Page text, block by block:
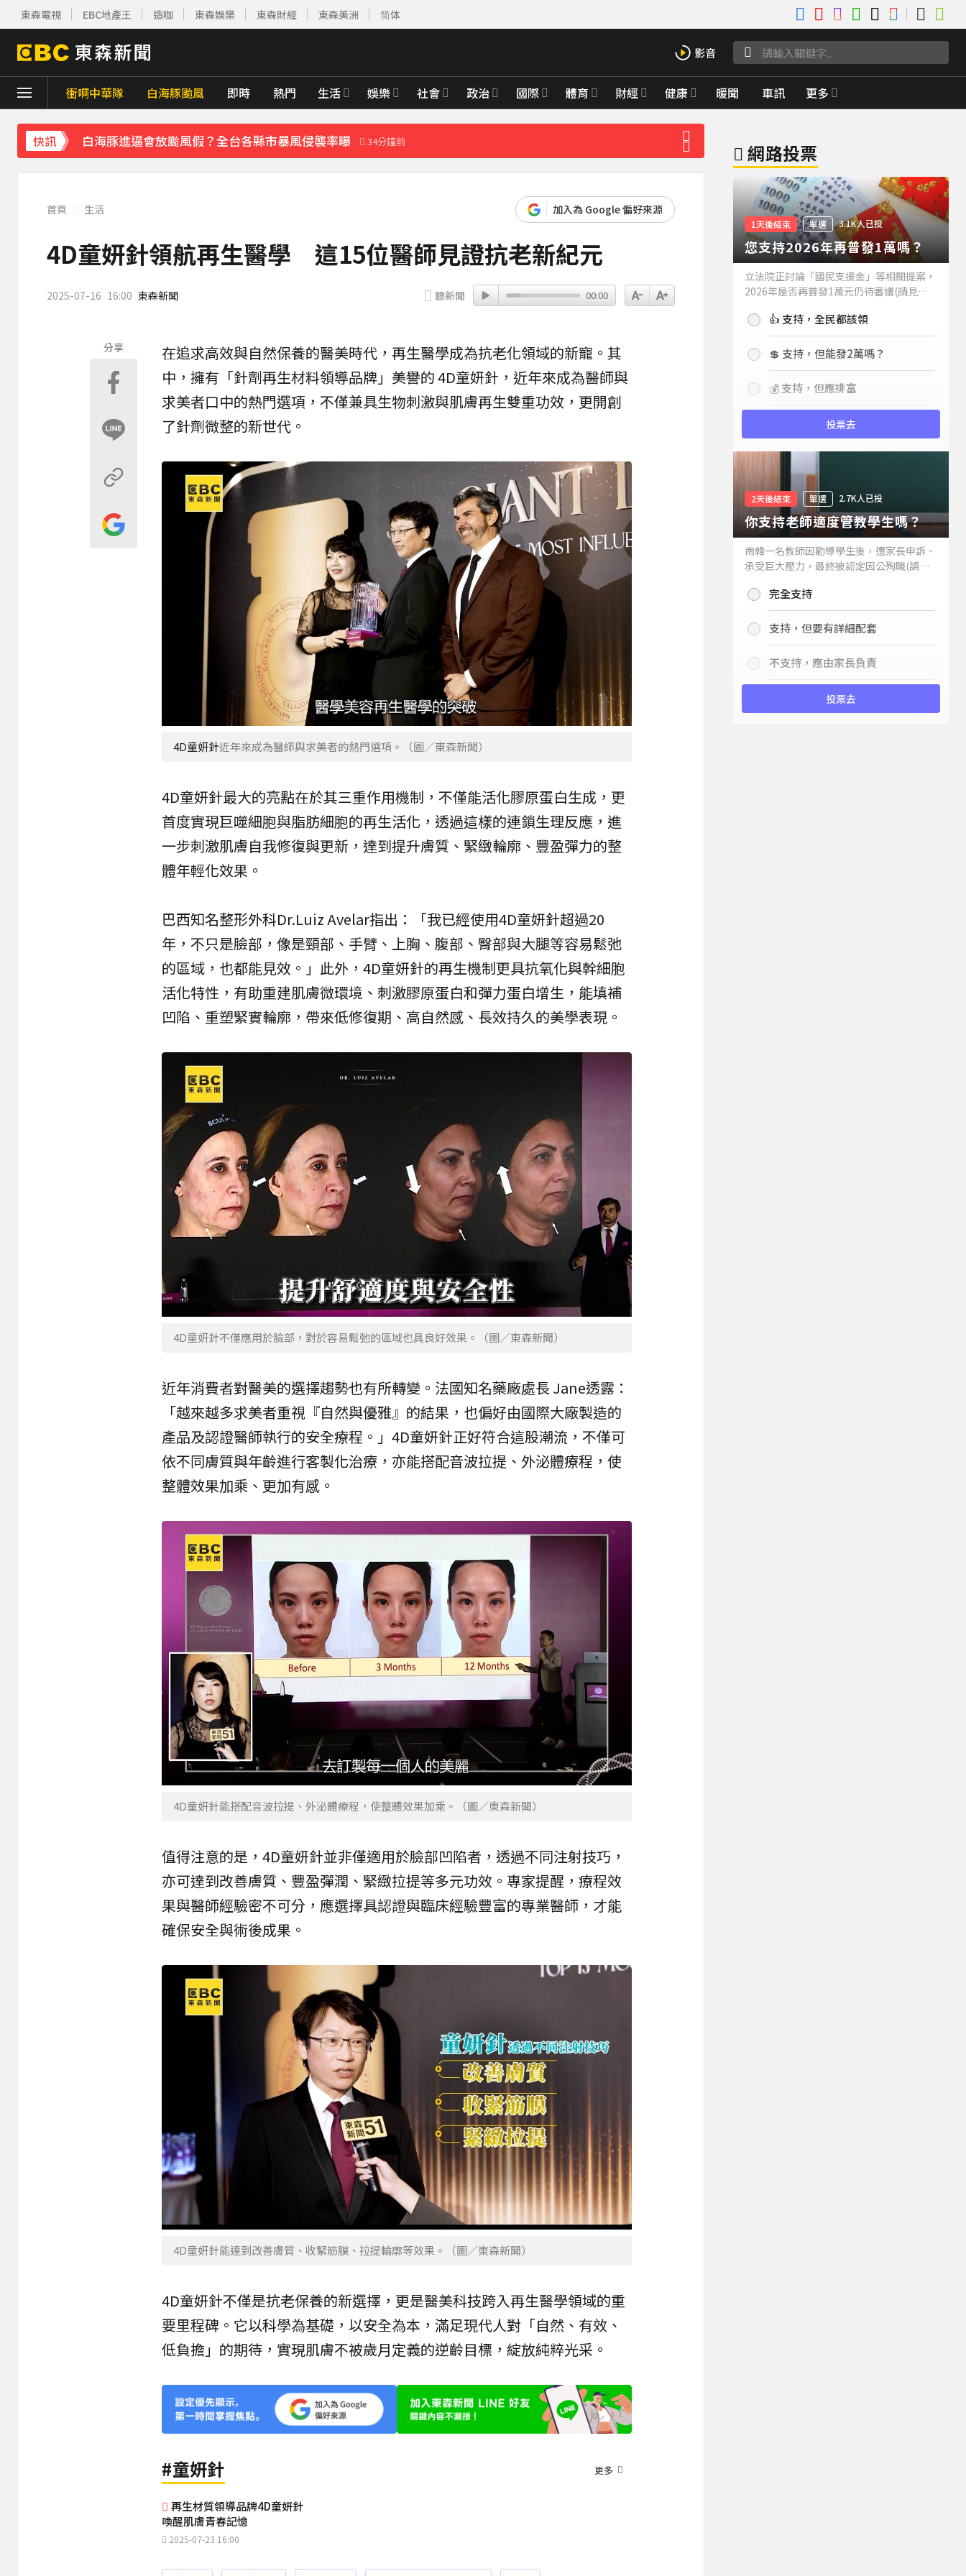
東森電視 EBC地產王 造咖 東森娛樂 東森財經 東森美洲 简体
衝啊中華隊 白海豚颱風 即時 熱門 生活 娛樂 社會 政治 國際 體育 財經 健康 暖聞 車訊 更多
快訊
白海豚外圍雲系發威！7縣市大雨特報 警戒範圍一次看 28分鐘前
白海豚進逼會放颱風假？全台各縣市暴風侵襲率曝 34分鐘前
《理財達人秀》X 安聯投信免費講座報名中！搶先卡位 2027
下載東森App，隨時掌握天下大小事！
川普簽署行政命令！限縮出生公民權並禁生育旅遊
9分鐘前
首頁 生活 加入為 Google 偏好來源
4D童妍針領航再生醫學 這15位醫師見證抗老新紀元
2025-07-16 16:00 東森新聞 聽新聞 00:00
分享 在追求高效與自然保養的醫美時代，再生醫學成為抗老化領域的新寵。其
中，擁有「針劑再生材料領導品牌」美譽的 4D童妍針 ，近年來成為醫師與
求美者口中的熱門選項，不僅兼具生物刺激與肌膚再生雙重功效，更開創
了針劑微整的新世代。
4D童妍針近年來成為醫師與求美者的熱門選項。（圖／東森新聞）
4D童妍針最大的亮點在於其三重作用機制，不僅能活化膠原蛋白生成，更
首度實現巨噬細胞與脂肪細胞的再生活化，透過這樣的連鎖生理反應，進
一步刺激肌膚自我修復與更新，達到提升膚質、緊緻輪廓、豐盈彈力的整
體年輕化效果。
巴西知名整形外科Dr.Luiz Avelar指出：「我已經使用4D童妍針超過20
年，不只是臉部，像是頸部、手臂、上胸、腹部、臀部與大腿等容易鬆弛
的區域，也都能見效。」此外，4D童妍針的再生機制更具抗氧化與幹細胞
活化特性，有助重建肌膚微環境、刺激膠原蛋白和彈力蛋白增生，能填補
凹陷、重塑緊實輪廓，帶來低修復期、高自然感、長效持久的美學表現。
4D童妍針不僅應用於臉部，對於容易鬆弛的區域也具良好效果。（圖／東森新聞）
近年消費者對醫美的選擇趨勢也有所轉變。法國知名藥廠處長 Jane透露：
「越來越多求美者重視『自然與優雅』的結果，也偏好由國際大廠製造的
產品及認證醫師執行的安全療程。」4D童妍針正好符合這股潮流，不僅可
依不同膚質與年齡進行客製化治療，亦能搭配音波拉提、外泌體療程，使
整體效果加乘、更加有感。
4D童妍針能搭配音波拉提、外泌體療程，使整體效果加乘。（圖／東森新聞）
值得注意的是，4D童妍針並非僅適用於臉部凹陷者，透過不同注射技巧，
亦可達到改善膚質、豐盈彈潤、緊緻拉提等多元功效。專家提醒，療程效
果與醫師經驗密不可分，應選擇具認證與臨床經驗豐富的專業醫師，才能
確保安全與術後成果。
4D童妍針能達到改善膚質、收緊筋膜、拉提輪廓等效果。（圖／東森新聞）
4D童妍針不僅是抗老保養的新選擇，更是醫美科技跨入再生醫學領域的重
要里程碑。它以科學為基礎，以安全為本，滿足現代人對「自然、有效、
低負擔」的期待，實現肌膚不被歲月定義的逆齡目標，綻放純粹光采。
#童妍針 更多
再生材質領導品牌4D童妍針
喚醒肌膚青春記憶
2025-07-23 16:00
網路投票
1天後結束 單選 3.1K人已投
您支持2026年再普發1萬嗎？
立法院正討論「國民支援金」等相關提案，
2026年是否再普發1萬元仍待審議(請見下
持嗎？👍 支持，全民都該領
💲 支持，但能發2萬嗎？
💰 支持，但應排富
投票去
2天後結束 單選 2.7K人已投
你支持老師適度管教學生嗎？
南韓一名教師因勸導學生後，遭家長申訴、
承受巨大壓力，最終被認定因公殉職(請見
你支持老師適度管教學生嗎？
完全支持
支持，但要有詳細配套
不支持，應由家長負責
投票去